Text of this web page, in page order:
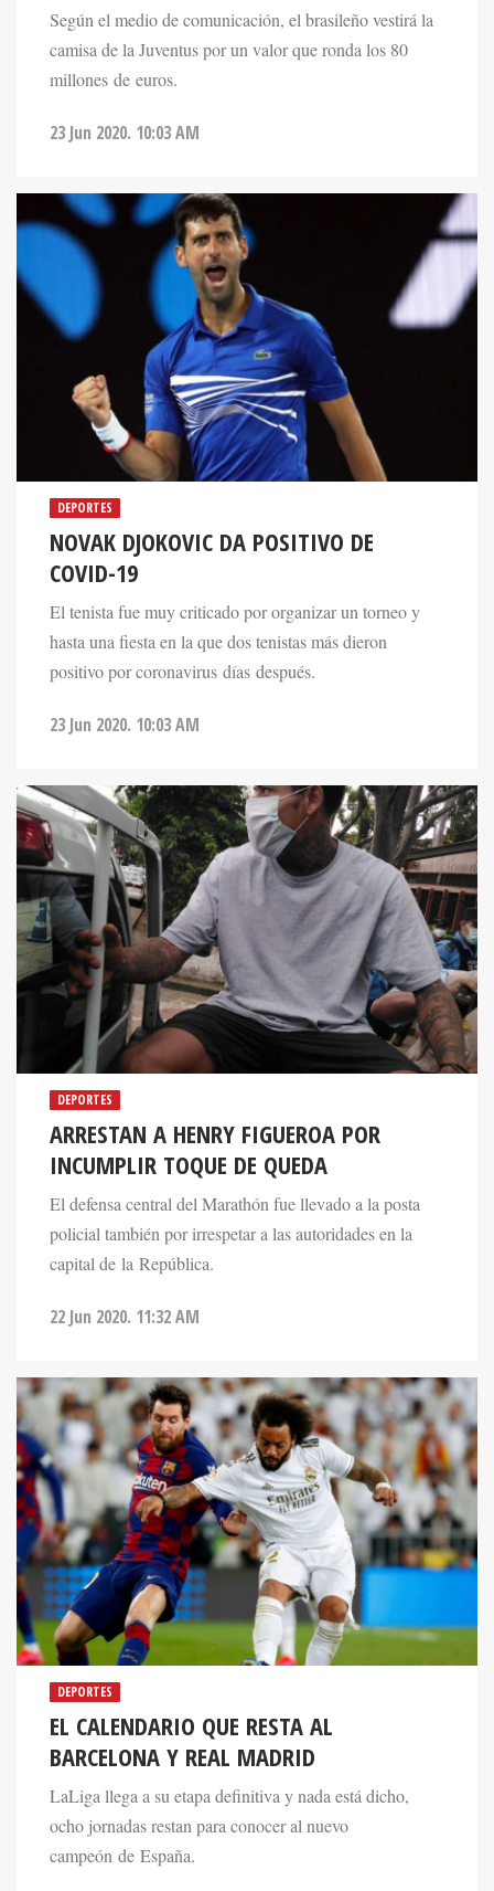
Según el medio de comunicación, el brasileño vestirá la
camisa de la Juventus por un valor que ronda los 80
millones de euros.
23 Jun 2020. 10:03 AM
DEPORTES
NOVAK DJOKOVIC DA POSITIVO DE
COVID-19
El tenista fue muy criticado por organizar un torneo y
hasta una fiesta en la que dos tenistas más dieron
positivo por coronavirus días después.
23 Jun 2020. 10:03 AM
DEPORTES
ARRESTAN A HENRY FIGUEROA POR
INCUMPLIR TOQUE DE QUEDA
El defensa central del Marathón fue llevado a la posta
policial también por irrespetar a las autoridades en la
capital de la República.
22 Jun 2020. 11:32 AM
DEPORTES
EL CALENDARIO QUE RESTA AL
BARCELONA Y REAL MADRID
LaLiga llega a su etapa definitiva y nada está dicho,
ocho jornadas restan para conocer al nuevo
campeón de España.